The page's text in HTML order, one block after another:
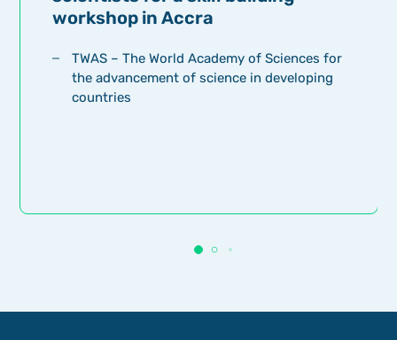
workshop in Accra
TWAS – The World Academy of Sciences for
the advancement of science in developing
countries